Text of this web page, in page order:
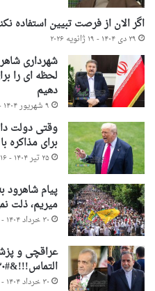
اگر الان از فرصت تبیین استفاده
۲۹ دی ۱۴۰۴ - ۱۹ ژانویه ۲۰۲۶
شهرداری
لحظه ای را
دهیم
۹ شهریور ۱۴۰۴ - ۳۱ اوت ۲۰۲۵
وقتی دولت
برای مذاکره
۲۵ تیر ۱۴۰۴ - ۱۶ ژوئیه ۲۰۲۵
پیام
میریم، ذلت
۳۰ خرداد ۱۴۰۴ - ۲۰ ژوئن ۲۰۲۵
عراقچی و
التماس!!!&#۸۲۳۰;/ تا کی؟
۳۰ خرداد ۱۴۰۴ - ۲۰ ژوئن ۲۰۲۵